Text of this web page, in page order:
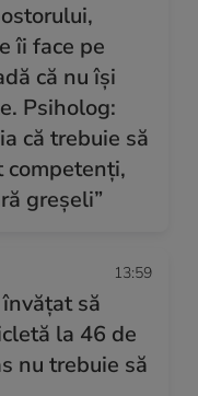
îi face pe
că nu își
Psiholog:
că trebuie să
greșeli”
13:59
să
la 46 de
nu trebuie să